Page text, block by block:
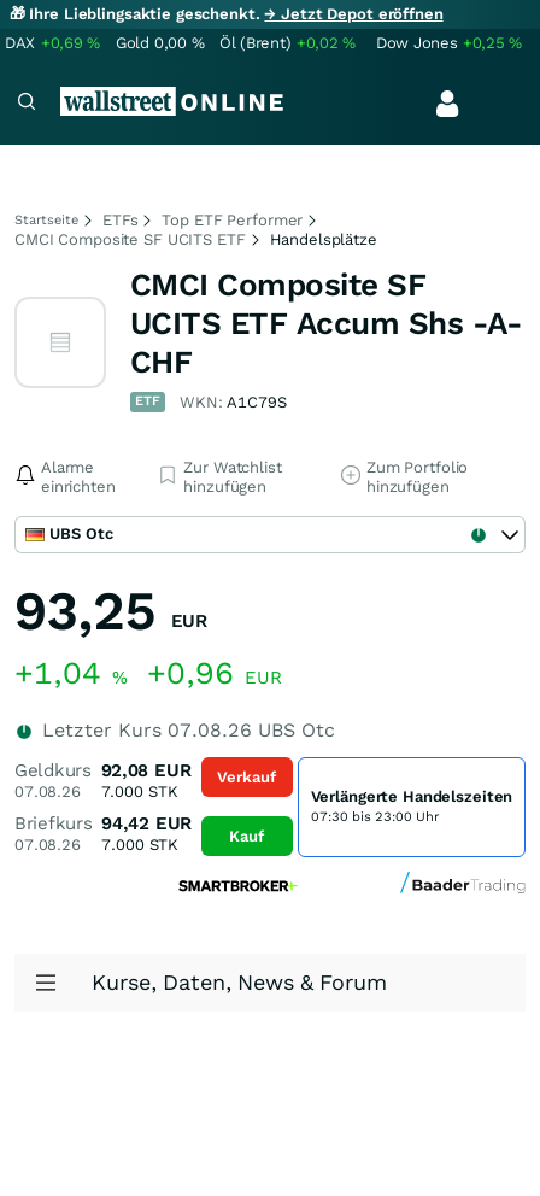
🎁 Ihre Lieblingsaktie geschenkt.→ Jetzt Depot eröffnen
DAX +0,69% Gold 0,00 % Öl (Brent) +0,02% Dow Jones +0,25%
Startseite ETFs
Top ETF Performer
CMCI Composite SF UCITS ETF
Handelsplätze
CMCI Composite SF
UCITS ETF Accum Shs -A-
CHF
ETF WKN:A1C79S
Alarme
einrichten
Zur Watchlist
hinzufügen
Zum Portfolio
hinzufügen
UBS Otc
93,25 EUR
+1,04 % +0,96 EUR
Letzter Kurs 07.08.26 UBS Otc
Geldkurs
07.08.26
92,08 EUR
7.000STK
Briefkurs
07.08.26
94,42 EUR
7.000STK
Verkauf
Kauf
Verlängerte Handelszeiten
07:30 bis 23:00 Uhr
Kurse, Daten, News & Forum